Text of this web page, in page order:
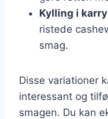
Kylling i
ristede
smag.
Disse variationer
interessant og
smagen. Du kan